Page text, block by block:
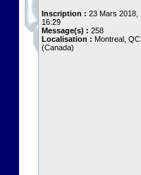
Inscription : 23 Mars 2018,
16:29
Message(s) : 258
Localisation : Montreal, QC
(Canada)